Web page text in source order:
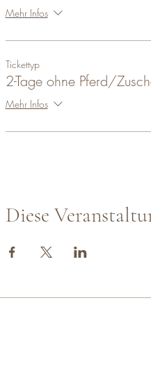
Mehr Infos
Tickettyp
2-Tage ohne Pferd/
Mehr Infos
Diese